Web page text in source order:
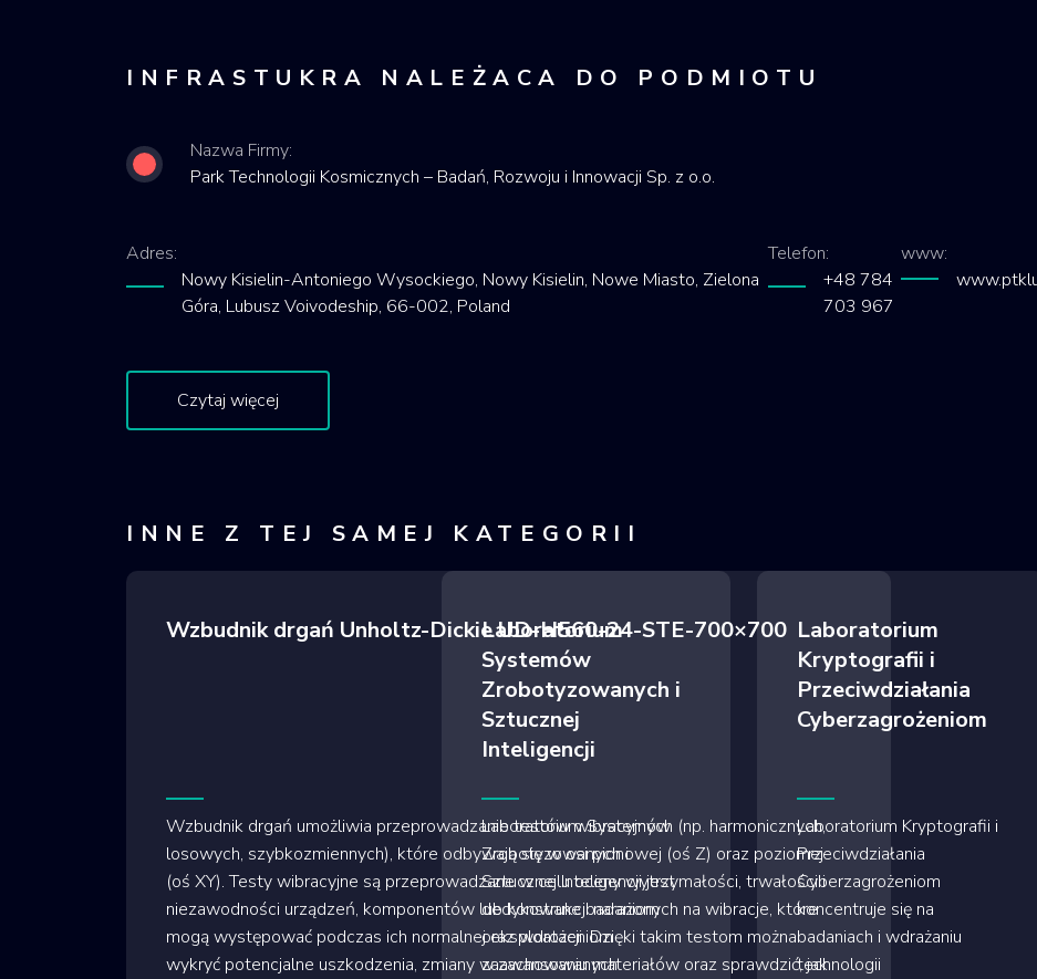
INFRASTUKRA NALEŻACA DO PODMIOTU
Nazwa Firmy:
Park Technologii Kosmicznych – Badań, Rozwoju i Innowacji Sp. z o.o.
Adres:
Nowy Kisielin-Antoniego Wysockiego, Nowy Kisielin, Nowe Miasto, Zielona
Góra, Lubusz Voivodeship, 66-002, Poland
Telefon:
+48 784
703 967
www:
Czytaj więcej
INNE Z TEJ SAMEJ KATEGORII
Wzbudnik drgań Unholtz-Dickie UD-H560-24-STE-700×700
Wzbudnik drgań umożliwia przeprowadzanie testów wibracyjnych (np. harmonicznych,
losowych, szybkozmiennych), które odbywają się w osi pionowej (oś Z) oraz poziomej
(oś XY). Testy wibracyjne są przeprowadzane w celu oceny wytrzymałości, trwałości i
niezawodności urządzeń, komponentów lub konstrukcji narażonych na wibracje, które
mogą występować podczas ich normalnej eksploatacji. Dzięki takim testom można
wykryć potencjalne uszkodzenia, zmiany w zachowaniu materiałów oraz sprawdzić, jak
Laboratorium
Systemów
Zrobotyzowanych i
Sztucznej
Inteligencji
Laboratorium Systemów
Zrobotyzowanych i
Sztucznej Inteligencji jest
dedykowane badaniom
oraz wdrożeniom
zaawansowanych
Laboratorium
Kryptografii i
Przeciwdziałania
Cyberzagrożeniom
Laboratorium Kryptografii i
Przeciwdziałania
Cyberzagrożeniom
koncentruje się na
badaniach i wdrażaniu
technologii